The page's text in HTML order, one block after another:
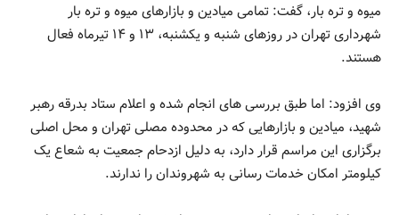
میوه و تره بار، گفت: تمامی میادین و بازارهای میوه و تره بار
شهرداری تهران در روزهای شنبه و یکشنبه، ۱۳ و ۱۴ تیرماه فعال
هستند.
وی افزود: اما طبق بررسی های انجام شده و اعلام ستاد بدرقه رهبر
شهید، میادین و بازارهایی که در محدوده مصلی تهران و محل اصلی
برگزاری این مراسم قرار دارد، به دلیل ازدحام جمعیت به شعاع یک
کیلومتر امکان خدمات رسانی به شهروندان را ندارند.